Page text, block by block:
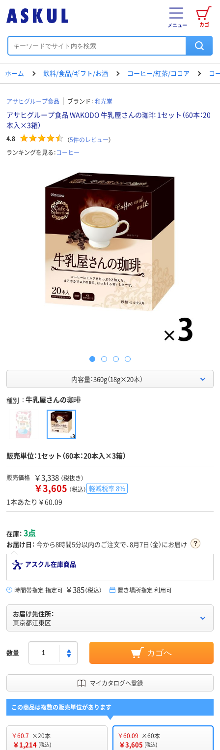
カゴ
メニュー
ホーム 飲料/食品/ギフト/お酒 コーヒー/紅茶/ココア コ
アサヒグループ食品 ブランド： 和光堂
アサヒグループ食品 WAKODO 牛乳屋さんの珈琲 1セット（60本：20
本入×3箱）
4.8 （5件のレビュー）
ランキングを見る：コーヒー
内容量：360g（18g×20本）
種別 牛乳屋さんの珈琲
販売単位：1セット（60本：20本入×3箱）
販売価格 ￥3,338 （税抜き）
￥3,605 （税込） 軽減税率 8%
1本あたり￥60.09
在庫： 3点
お届け日： 今から8時間5分以内のご注文で、8月7日（金）にお届け
アスクル在庫商品
時間帯指定 指定可 ￥385（税込） 置き場所指定 利用可
お届け先住所：
東京都江東区
数量 カゴへ
マイカタログへ登録
この商品は複数の販売単位があります
￥60.7 ×20本
￥1,214 (税込)
￥60.09 ×60本
￥3,605 (税込)